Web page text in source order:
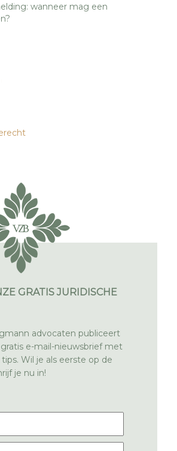
wanneer mag een
GRATIS JURIDISCHE
advocaten publiceert
e-mail-nieuwsbrief met
Wil je als eerste op de
je nu in!